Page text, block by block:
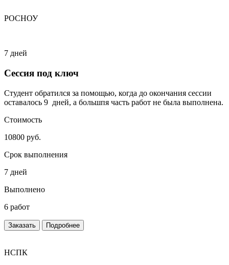
РОСНОУ
7 дней
Сессия под ключ
Студент обратился за помощью, когда до окончания сессии
оставалось 9 дней, а большпя часть работ не была выполнена.
Стоимость
10800 руб.
Срок выполнения
7 дней
Выполнено
6 работ
Заказать Подробнее
НСПК